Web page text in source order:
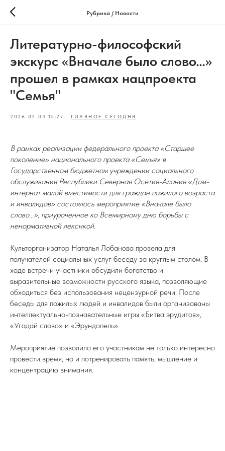
Рубрика / Новости
Литературно-философский
экскурс «Вначале было слово…»
прошел в рамках нацпроекта
"Семья"
2026-02-04 15:27 ГЛАВНОЕ СЕГОДНЯ
В рамках реализации федерального проекта «Старшее
поколение» национального проекта «Семья» в
Государственном бюджетном учреждении социального
обслуживания Республики Северная Осетия-Алания «Дом-
интернат малой вместимости для граждан пожилого возраста
и инвалидов» состоялось мероприятие «Вначале было
слово…», приуроченное ко Всемирному дню борьбы с
ненормативной лексикой.
Культорганизатор Наталья Лобанова провела для
получателей социальных услуг беседу за круглым столом. В
ходе встречи участники обсудили богатство и
выразительные возможности русского языка, позволяющие
обходиться без использования нецензурной речи. После
беседы для пожилых людей и инвалидов были организованы
интеллектуально-познавательные игры «Битва эрудитов»,
«Угадай слово» и «Эрундопель».
Мероприятие позволило его участникам не только интересно
провести время, но и потренировать память, мышление и
концентрацию внимания.